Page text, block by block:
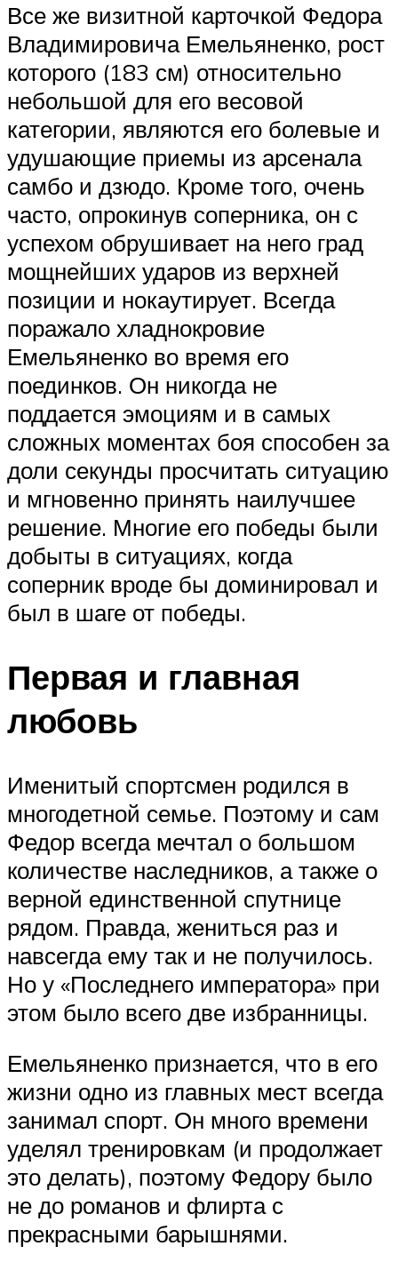
Все же визитной карточкой Федора
Владимировича Емельяненко, рост
которого (183 см) относительно
небольшой для его весовой
категории, являются его болевые и
удушающие приемы из арсенала
самбо и дзюдо. Кроме того, очень
часто, опрокинув соперника, он с
успехом обрушивает на него град
мощнейших ударов из верхней
позиции и нокаутирует. Всегда
поражало хладнокровие
Емельяненко во время его
поединков. Он никогда не
поддается эмоциям и в самых
сложных моментах боя способен за
доли секунды просчитать ситуацию
и мгновенно принять наилучшее
решение. Многие его победы были
добыты в ситуациях, когда
соперник вроде бы доминировал и
был в шаге от победы.
Первая и главная
любовь
Именитый спортсмен родился в
многодетной семье. Поэтому и сам
Федор всегда мечтал о большом
количестве наследников, а также о
верной единственной спутнице
рядом. Правда, жениться раз и
навсегда ему так и не получилось.
Но у «Последнего императора» при
этом было всего две избранницы.
Емельяненко признается, что в его
жизни одно из главных мест всегда
занимал спорт. Он много времени
уделял тренировкам (и продолжает
это делать), поэтому Федору было
не до романов и флирта с
прекрасными барышнями.